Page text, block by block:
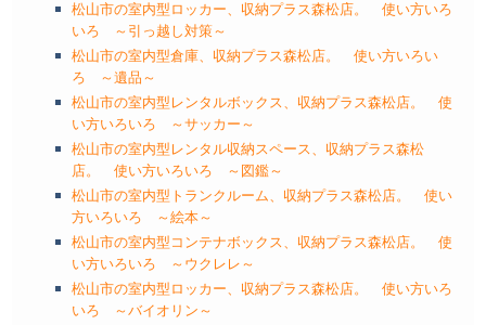
松山市の室内型ロッカー、収納プラス森松店。 使い方いろ
いろ ～引っ越し対策～
松山市の室内型倉庫、収納プラス森松店。 使い方いろい
ろ ～遺品～
松山市の室内型レンタルボックス、収納プラス森松店。 使
い方いろいろ ～サッカー～
松山市の室内型レンタル収納スペース、収納プラス森松
店。 使い方いろいろ ～図鑑～
松山市の室内型トランクルーム、収納プラス森松店。 使い
方いろいろ ～絵本～
松山市の室内型コンテナボックス、収納プラス森松店。 使
い方いろいろ ～ウクレレ～
松山市の室内型ロッカー、収納プラス森松店。 使い方いろ
いろ ～バイオリン～